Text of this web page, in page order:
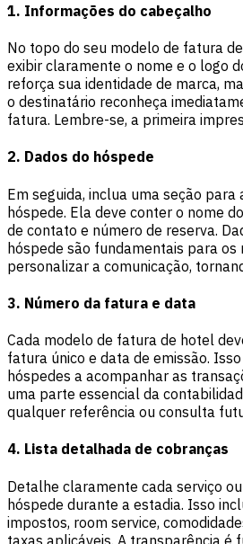
1. Informações do cabeçalho
No topo do seu modelo de fatura
exibir claramente o nome e o logo
reforça sua identidade de marca,
o destinatário reconheça
fatura. Lembre-se, a primeira
2. Dados do hóspede
Em seguida, inclua uma seção para
hóspede. Ela deve conter o nome
de contato e número de reserva.
hóspede são fundamentais para os
personalizar a comunicação,
3. Número da fatura e data
Cada modelo de fatura de hotel
fatura único e data de emissão.
hóspedes a acompanhar as
uma parte essencial da
qualquer referência ou consulta
4. Lista detalhada de cobranças
Detalhe claramente cada serviço
hóspede durante a estadia. Isso
impostos, room service,
taxas aplicáveis. A transparência é